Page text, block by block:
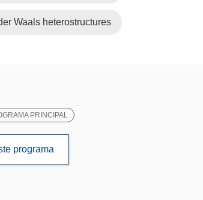
Waals heterostructures
PRINCIPAL
programa